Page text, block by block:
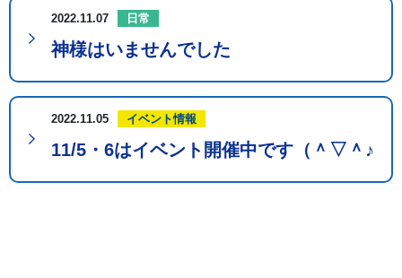
2022.11.07 日常
神様はいませんでした
2022.11.05 イベント情報
11/5・6はイベント開催中です（＾▽＾♪